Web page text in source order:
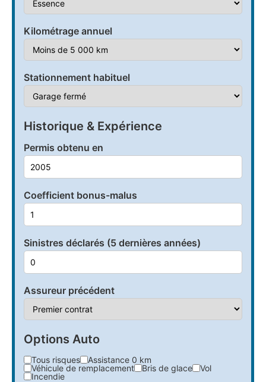
Kilométrage annuel
Stationnement habituel
Historique & Expérience
Permis obtenu en
Coefficient bonus-malus
Sinistres déclarés (5 dernières années)
Assureur précédent
Options Auto
Tous risques
Assistance 0 km
Véhicule de remplacement
Bris de glace
Vol
Incendie